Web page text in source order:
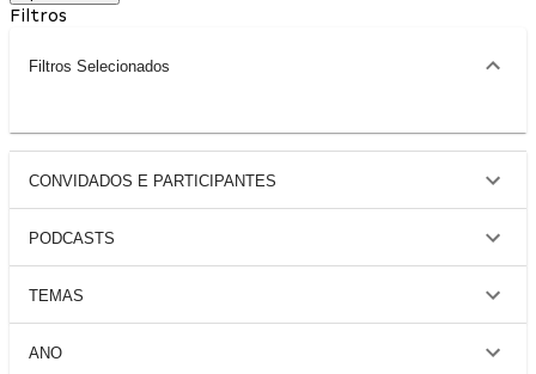
Filtros
Filtros Selecionados
CONVIDADOS E PARTICIPANTES
PODCASTS
TEMAS
ANO